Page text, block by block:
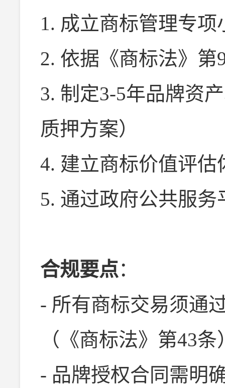
1. 成立商标管理专
2. 依据《商标法》
3. 制定3-5年品牌资
质押方案）
4. 建立商标价值评
5. 通过政府公共服
合规要点：
- 所有商标交易须通
（《商标法》第43条
- 品牌授权合同需明